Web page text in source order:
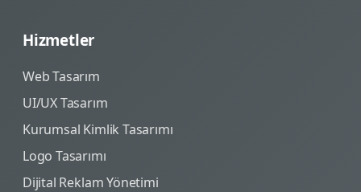
Hizmetler
Web Tasarım
UI/UX Tasarım
Kurumsal Kimlik Tasarımı
Logo Tasarımı
Dijital Reklam Yönetimi